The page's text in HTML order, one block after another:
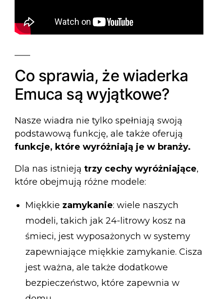
Co sprawia, że wiaderka
Emuca są wyjątkowe?
Nasze wiadra nie tylko spełniają swoją
podstawową funkcję, ale także oferują
funkcje, które wyróżniają je w branży.
Dla nas istnieją trzy cechy wyróżniające,
które obejmują różne modele:
Miękkie zamykanie: wiele naszych
modeli, takich jak 24-litrowy kosz na
śmieci, jest wyposażonych w systemy
zapewniające miękkie zamykanie. Cisza
jest ważna, ale także dodatkowe
bezpieczeństwo, które zapewnia w